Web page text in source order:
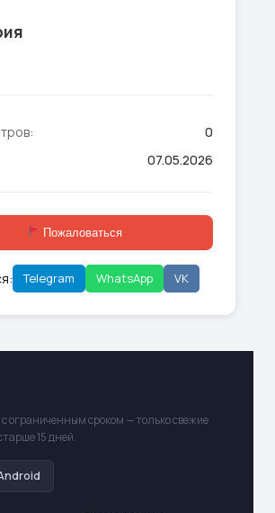
0
07.05.2026
Пожаловаться
Telegram WhatsApp VK
ограниченным сроком — только свежие
15 дней.